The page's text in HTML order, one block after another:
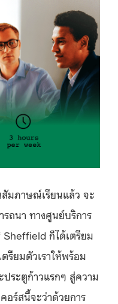
มภาษณ์เรียนแล้ว จะ
ถนา ทางศูนย์บริการ
ก็ได้เตรียม
รียมตัวเราให้พร้อม
ระตูก้าวแรกๆ สู่ความ
อร์สนี้จะว่าด้วยการ